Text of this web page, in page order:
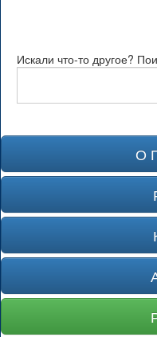
Искали что-то другое?
О